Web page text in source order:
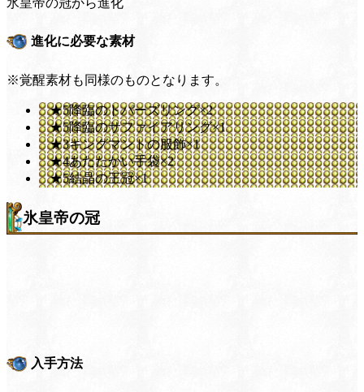
氷皇帝の冠から進化
進化に必要な素材
※覚醒素材も同様のものとなります。
★5降臨のトパーズリング×2
★5降臨のサファイアリング×1
★3キングマントの服飾×1
★4あたたかい手袋×2
★5結晶の王冠×1
氷皇帝の冠
入手方法